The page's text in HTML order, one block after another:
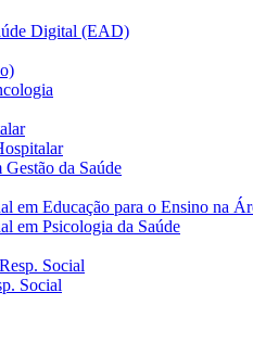
Digital (EAD)
da Saúde
em Educação para o Ensino na
em Psicologia da Saúde
Social
Social